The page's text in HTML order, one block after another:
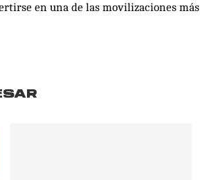
en una de las movilizaciones más